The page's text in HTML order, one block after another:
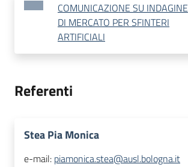
COMUNICAZIONE SU INDAGINE
DI MERCATO PER SFINTERI
ARTIFICIALI
Referenti
Stea Pia Monica
e-mail: piamonica.stea@ausl.bologna.it